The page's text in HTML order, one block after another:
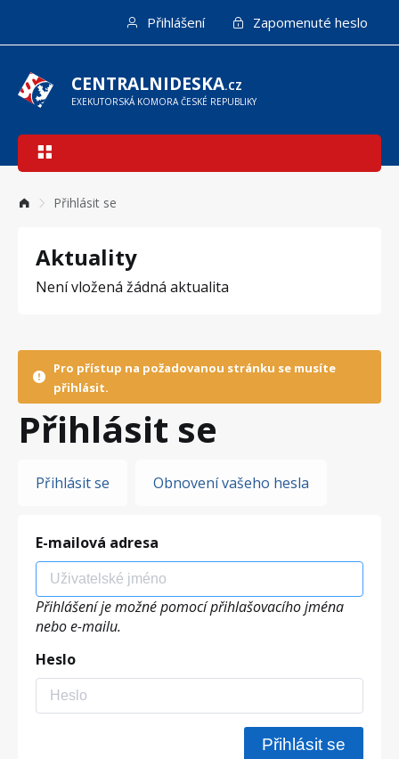
hlavnímu
obsahu
Přihlášení Zapomenuté heslo
CENTRALNIDESKA.CZ
EXEKUTORSKÁ KOMORA ČESKÉ REPUBLIKY
Hlavní
Přihlásit se
Aktuality
Není vložená žádná aktualita
Pro přístup na požadovanou stránku se musíte
přihlásit.
Přihlásit se
Hlavní
Přihlásit se Obnovení vašeho hesla
E-mailová adresa
Přihlášení je možné pomocí přihlašovacího jména
nebo e-mailu.
Heslo